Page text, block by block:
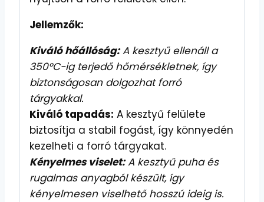
Jellemzők:
Kiváló hőállóság:A kesztyű ellenáll a
350°C-ig terjedő hőmérsékletnek, így
biztonságosan dolgozhat forró
tárgyakkal.
Kiváló tapadás: A kesztyű felülete
biztosítja a stabil fogást, így könnyedén
kezelheti a forró tárgyakat.
Kényelmes viselet:A kesztyű puha és
rugalmas anyagból készült, így
kényelmesen viselhető hosszú ideig is.